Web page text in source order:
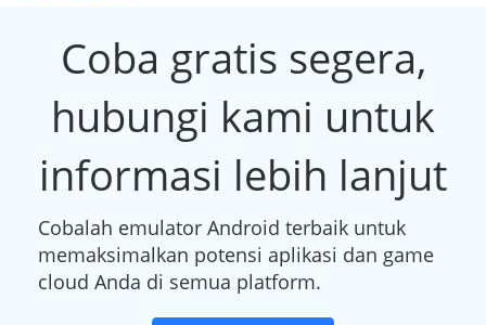
Coba gratis segera,
hubungi kami untuk
informasi lebih lanjut
Cobalah emulator Android terbaik untuk
memaksimalkan potensi aplikasi dan game
cloud Anda di semua platform.